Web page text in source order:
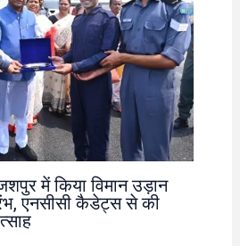
में किया विमान उड़ान
एनसीसी कैडेट्स से की